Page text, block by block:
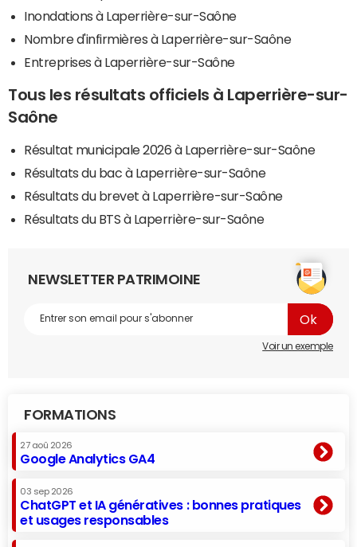
Inondations à Laperrière-sur-Saône
Nombre d'infirmières à Laperrière-sur-Saône
Entreprises à Laperrière-sur-Saône
Tous les résultats officiels à Laperrière-sur-
Saône
Résultat municipale 2026 à Laperrière-sur-Saône
Résultats du bac à Laperrière-sur-Saône
Résultats du brevet à Laperrière-sur-Saône
Résultats du BTS à Laperrière-sur-Saône
NEWSLETTER PATRIMOINE
Voir un exemple
FORMATIONS
27 aoû 2026
Google Analytics GA4
03 sep 2026
ChatGPT et IA génératives : bonnes pratiques
et usages responsables